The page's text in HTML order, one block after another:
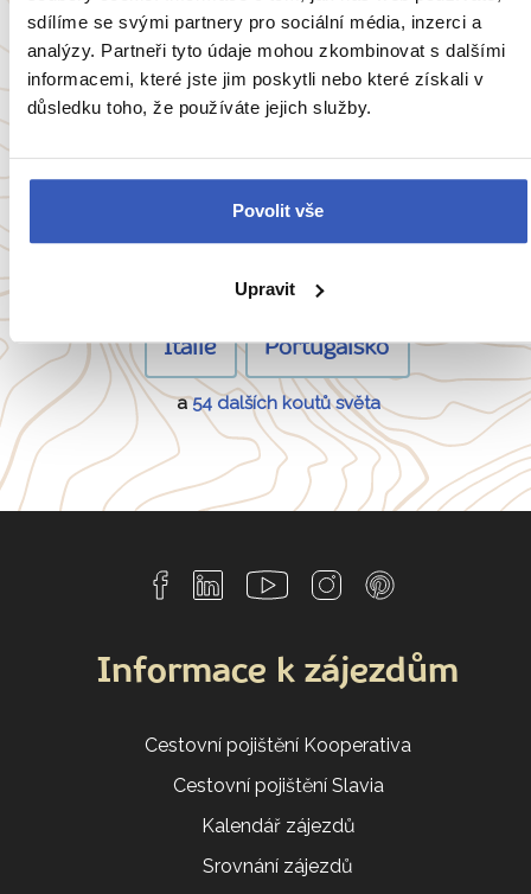
sdílíme se svými partnery pro sociální média, inzerci a
analýzy. Partneři tyto údaje mohou zkombinovat s dalšími
informacemi, které jste jim poskytli nebo které získali v
důsledku toho, že používáte jejich služby.
Povolit vše
Upravit
Zobrazit všechny články o Španělsku
Oblíbené cíle
Belgie Francie
Itálie Portugalsko
a54 dalších koutů světa
Informace k zájezdům
Cestovní pojištění Kooperativa
Cestovní pojištění Slavia
Kalendář zájezdů
Srovnání zájezdů